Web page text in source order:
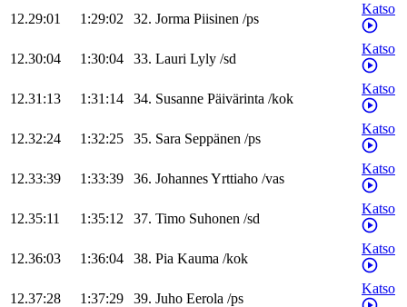
12.29:01 1:29:02 32. Jorma Piisinen /ps
Katso
12.30:04 1:30:04 33. Lauri Lyly /sd
Katso
12.31:13 1:31:14 34. Susanne Päivärinta /kok
Katso
12.32:24 1:32:25 35. Sara Seppänen /ps
Katso
12.33:39 1:33:39 36. JohannesYrttiaho /vas
Katso
12.35:11 1:35:12 37. Timo Suhonen /sd
Katso
12.36:03 1:36:04 38. Pia Kauma /kok
Katso
12.37:28 1:37:29 39. Juho Eerola /ps
Katso